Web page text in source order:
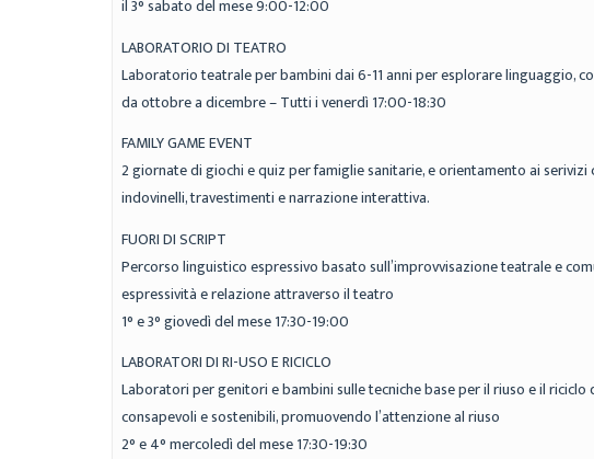
il 3° sabato del mese 9:00-12:00
LABORATORIO DI TEATRO
Laboratorio teatrale per bambini dai 6-11 anni per esplorare linguaggio,
da ottobre a dicembre – Tutti i venerdì 17:00-18:30
FAMILY GAME EVENT
2 giornate di giochi e quiz per famiglie sanitarie, e orientamento ai
indovinelli, travestimenti e narrazione interattiva.
FUORI DI SCRIPT
Percorso linguistico espressivo basato sull’improvvisazione teatrale e
espressività e relazione attraverso il teatro
1° e 3° giovedì del mese 17:30-19:00
LABORATORI DI RI-USO E RICICLO
Laboratori per genitori e bambini sulle tecniche base per il riuso e il
consapevoli e sostenibili, promuovendo l’attenzione al riuso
2° e 4° mercoledì del mese 17:30-19:30